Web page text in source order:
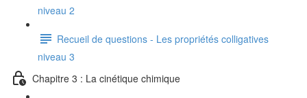
niveau 2
Recueil de questions - Les propriétés colligatives
niveau 3
Chapitre 3 : La cinétique chimique